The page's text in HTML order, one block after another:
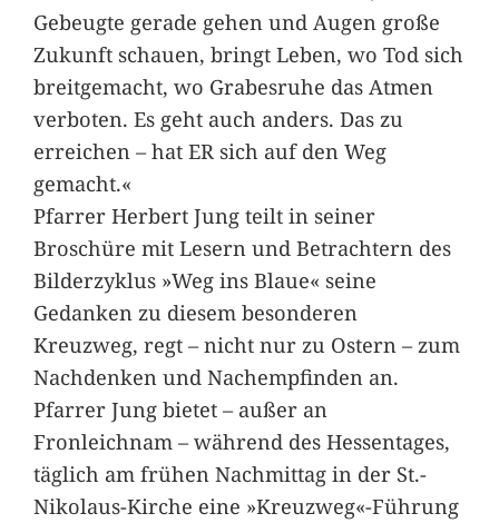
Gebeugte gerade gehen und Augen große
Zukunft schauen, bringt Leben, wo Tod sich
breitgemacht, wo Grabesruhe das Atmen
verboten. Es geht auch anders. Das zu
erreichen – hat ER sich auf den Weg
gemacht.«
Pfarrer Herbert Jung teilt in seiner
Broschüre mit Lesern und Betrachtern des
Bilderzyklus »Weg ins Blaue« seine
Gedanken zu diesem besonderen
Kreuzweg, regt – nicht nur zu Ostern – zum
Nachdenken und Nachempfinden an.
Pfarrer Jung bietet – außer an
Fronleichnam – während des Hessentages,
täglich am frühen Nachmittag in der St.-
Nikolaus-Kirche eine »Kreuzweg«-Führung